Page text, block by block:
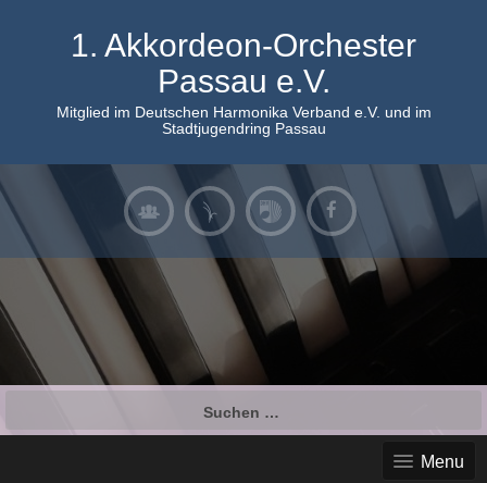
1. Akkordeon-Orchester
Passau e.V.
Mitglied im Deutschen Harmonika Verband e.V. und im
Stadtjugendring Passau
Menu